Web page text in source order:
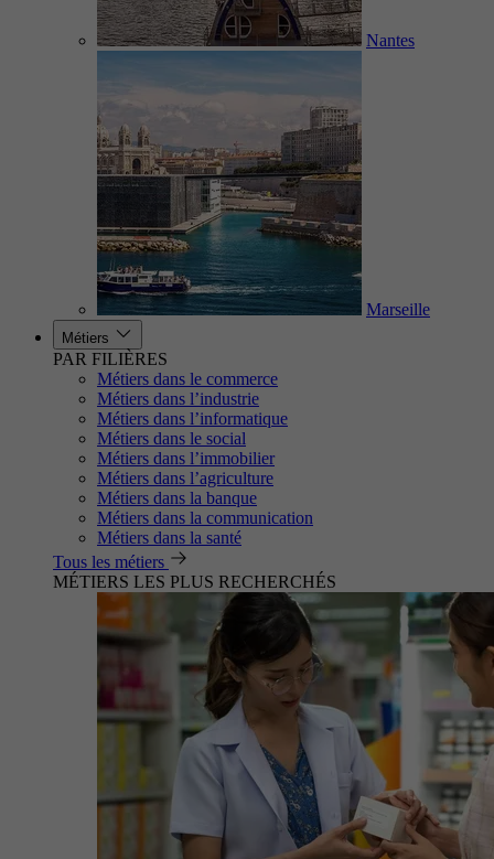
Nantes
Marseille
Métiers
PAR FILIÈRES
Métiers dans le commerce
Métiers dans l’industrie
Métiers dans l’informatique
Métiers dans le social
Métiers dans l’immobilier
Métiers dans l’agriculture
Métiers dans la banque
Métiers dans la communication
Métiers dans la santé
Tous les métiers
MÉTIERS LES PLUS RECHERCHÉS